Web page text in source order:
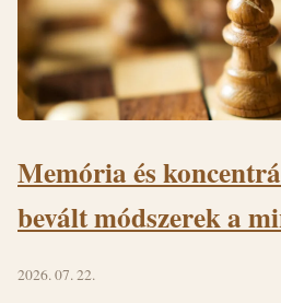
Memória és
bevált módszerek a
2026. 07. 22.